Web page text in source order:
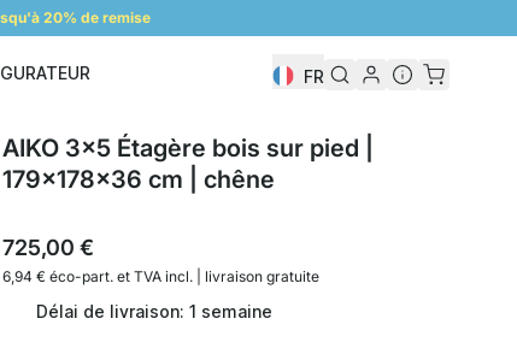
20% de remise
FR
AIKO 3x5 Étagère bois sur pied |
179x178x36 cm | chêne
725,00 €
6,94 € éco-part. etTVA incl. | livraison gratuite
Délai de livraison: 1 semaine